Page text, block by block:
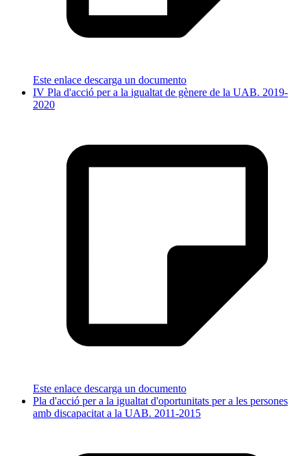
Este enlace descarga un documento
IV Pla d'acció per a la igualtat de gènere de la UAB. 2019-
2020
Este enlace descarga un documento
Pla d'acció per a la igualtat d'oportunitats per a les persones
amb discapacitat a la UAB. 2011-2015